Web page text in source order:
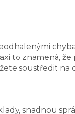
to znamená,
soustředit na
snadnou